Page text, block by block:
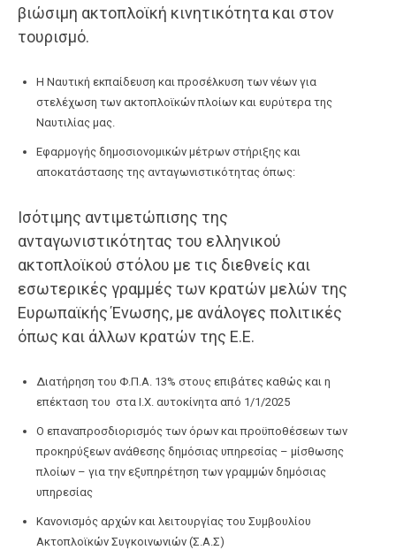
βιώσιμη ακτοπλοϊκή κινητικότητα και στον
τουρισμό.
Η Ναυτική εκπαίδευση και προσέλκυση των νέων για
στελέχωση των ακτοπλοϊκών πλοίων και ευρύτερα της
Ναυτιλίας μας.
Εφαρμογής δημοσιονομικών μέτρων στήριξης και
αποκατάστασης της ανταγωνιστικότητας όπως:
Ισότιμης αντιμετώπισης της
ανταγωνιστικότητας του ελληνικού
ακτοπλοϊκού στόλου με τις διεθνείς και
εσωτερικές γραμμές των κρατών μελών της
Ευρωπαϊκής Ένωσης, με ανάλογες πολιτικές
όπως και άλλων κρατών της Ε.Ε.
Διατήρηση του Φ.Π.Α. 13% στους επιβάτες καθώς και η
επέκταση του στα Ι.Χ. αυτοκίνητα από 1/1/2025
Ο επαναπροσδιορισμός των όρων και προϋποθέσεων των
προκηρύξεων ανάθεσης δημόσιας υπηρεσίας – μίσθωσης
πλοίων – για την εξυπηρέτηση των γραμμών δημόσιας
υπηρεσίας
Κανονισμός αρχών και λειτουργίας του Συμβουλίου
Ακτοπλοϊκών Συγκοινωνιών (Σ.Α.Σ)